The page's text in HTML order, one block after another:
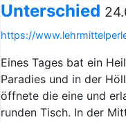
Unterschied
https://
Eines Tages bat ein
Paradies und in der
öffnete die eine und
runden Tisch. In der